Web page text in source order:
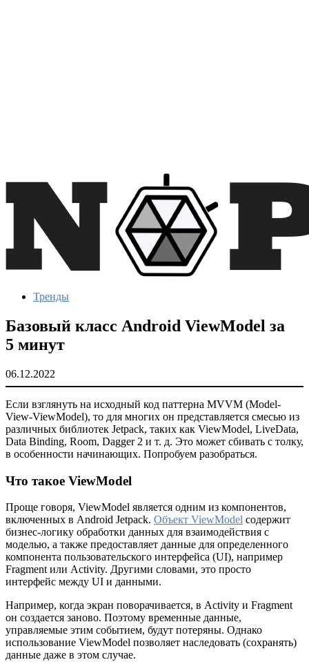
Тренды
Базовый класс Android ViewModel за
5 минут
06.12.2022
Если взглянуть на исходный код паттерна MVVM (Model-
View-ViewModel), то для многих он представляется смесью из
различных библиотек Jetpack, таких как ViewModel, LiveData,
Data Binding, Room, Dagger 2 и т. д. Это может сбивать с толку,
в особенности начинающих. Попробуем разобраться.
Что такое ViewModel
Проще говоря, ViewModel является одним из компонентов,
включенных в Android Jetpack. Объект ViewModel содержит
бизнес-логику обработки данных для взаимодействия с
моделью, а также предоставляет данные для определенного
компонента пользовательского интерфейса (UI), например
Fragment или Activity. Другими словами, это просто
интерфейс между UI и данными.
Например, когда экран поворачивается, в Activity и Fragment
он создается заново. Поэтому временные данные,
управляемые этим событием, будут потеряны. Однако
использование ViewModel позволяет наследовать (сохранять)
данные даже в этом случае.